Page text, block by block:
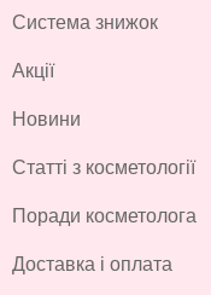
Система знижок
Акції
Новини
Статті з косметології
Поради косметолога
Доставка і оплата